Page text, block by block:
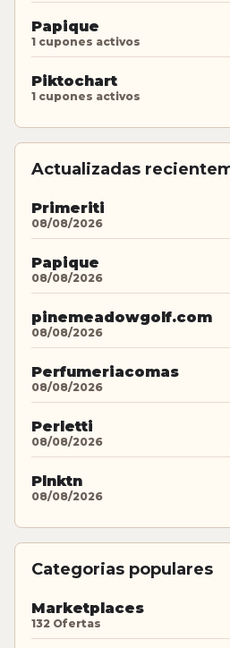
Papique
1 cupones activos
Piktochart
1 cupones activos
Actualizadas
Primeriti
08/08/2026
Papique
08/08/2026
pinemeadowgolf.com
08/08/2026
Perfumeriacomas
08/08/2026
Perletti
08/08/2026
Plnktn
08/08/2026
Categorias populares
Marketplaces
132 Ofertas